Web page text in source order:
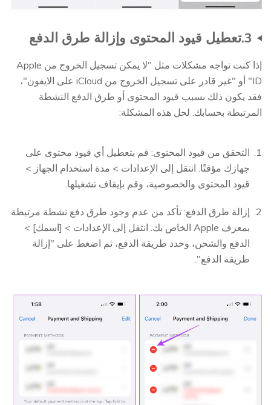
3.تعطيل قيود المحتوى وإزالة طرق الدفع
إذا كنت تواجه مشكلات مثل "لا يمكن تسجيل الخروج من Apple
ID" أو "غير قادر على تسجيل الخروج من iCloud على الايفون"،
فقد يكون ذلك بسبب قيود المحتوى أو طرق الدفع النشطة
المرتبطة بحسابك. لحل هذه المشكلة:
التحقق من قيود المحتوى: قم بتعطيل أي قيود محتوى على
جهازك مؤقتًا. انتقل إلى الإعدادات > مدة استخدام الجهاز >
قيود المحتوى والخصوصية، وقم بإيقاف تشغيلها.
إزالة طرق الدفع: تأكد من عدم وجود طرق دفع نشطة مرتبطة
بمعرف Apple الخاص بك. انتقل إلى الإعدادات > [اسمك] >
الدفع والشحن، وحدد طريقة الدفع، ثم اضغط على "إزالة
طريقة الدفع".